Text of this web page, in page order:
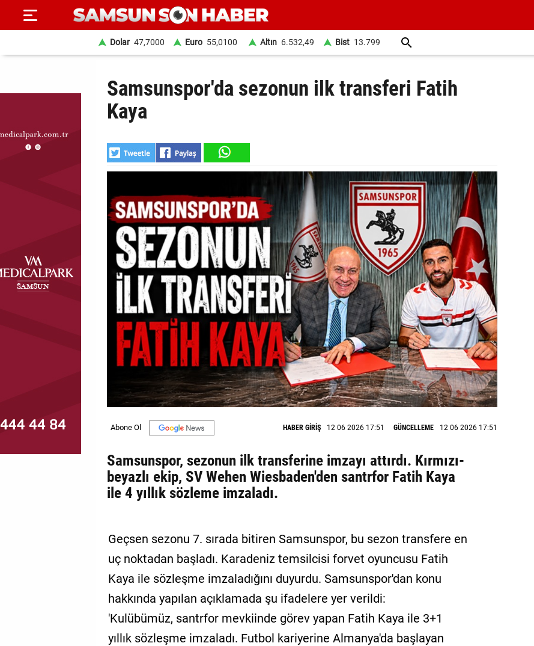
SAYFA
HABER
DÜNYA
MAGAZİN
Künye
İletişim
Dolar 47,7000 Euro 55,0100 Altın 6.532,49 Bist 13.799
Samsunspor'da sezonun ilk transferi Fatih
Kaya
HABER GİRİŞ 12 06 2026 17:51 GÜNCELLEME 12 06 2026 17:51
Samsunspor, sezonun ilk transferine imzayı attırdı. Kırmızı-
beyazlı ekip, SV Wehen Wiesbaden'den santrfor Fatih Kaya
ile 4 yıllık sözleme imzaladı.
Geçsen sezonu 7. sırada bitiren Samsunspor, bu sezon transfere en
uç noktadan başladı. Karadeniz temsilcisi forvet oyuncusu Fatih
Kaya ile sözleşme imzaladığını duyurdu. Samsunspor'dan konu
hakkında yapılan açıklamada şu ifadelere yer verildi:
'Kulübümüz, santrfor mevkiinde görev yapan Fatih Kaya ile 3+1
yıllık sözleşme imzaladı. Futbol kariyerine Almanya'da başlayan